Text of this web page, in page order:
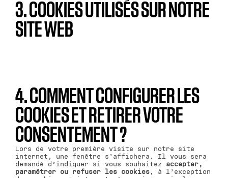
3. COOKIES UTILISÉS SUR NOTRE
SITE WEB
4. COMMENT CONFIGURER LES
COOKIES ET RETIRER VOTRE
CONSENTEMENT ?
Lors de votre première visite sur notre site
internet, une fenêtre s’affichera. Il vous sera
demandé d’indiquer si vous souhaitez accepter,
paramétrer ou refuser les cookies , à l’exception